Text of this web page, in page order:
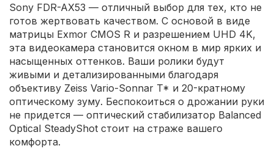
Sony FDR-AX53 — отличный выбор для тех, кто не
готов жертвовать качеством. С основой в виде
матрицы Exmor CMOS R и разрешением UHD 4K,
эта видеокамера становится окном в мир ярких и
насыщенных оттенков. Ваши ролики будут
живыми и детализированными благодаря
объективу Zeiss Vario-Sonnar T* и 20-кратному
оптическому зуму. Беспокоиться о дрожании руки
не придется — оптический стабилизатор Balanced
Optical SteadyShot стоит на страже вашего
комфорта.